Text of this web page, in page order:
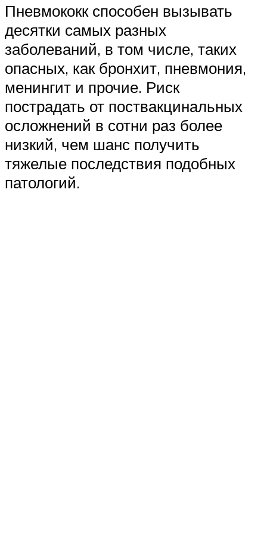
Пневмококк способен вызывать
десятки самых разных
заболеваний, в том числе, таких
опасных, как бронхит, пневмония,
менингит и прочие. Риск
пострадать от поствакцинальных
осложнений в сотни раз более
низкий, чем шанс получить
тяжелые последствия подобных
патологий.